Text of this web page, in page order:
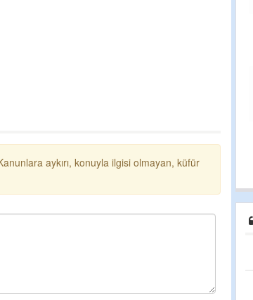
aykırı, konuyla ilgisi olmayan, küfür